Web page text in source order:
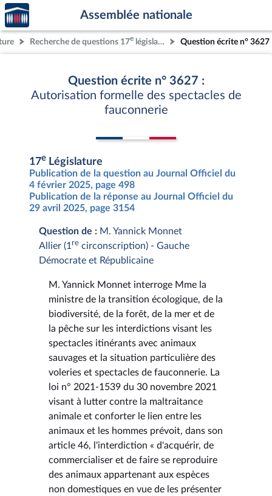
Aller au contenu
Aller en bas de la page
Accèder
à la
page
d'accueil
Assemblée nationale
Recherche de questions 17e législature Question écrite n° 3627
Question écrite n° 3627 :
Autorisation formelle des spectacles de
fauconnerie
17e Législature
Publication de la question au Journal Officiel du
4 février 2025, page 498
Publication de la réponse au Journal Officiel du
29 avril 2025, page 3154
Question de : M. Yannick Monnet
Allier (1 re circonscription) - Gauche
Démocrate et Républicaine
M. Yannick Monnet interroge Mme la
ministre de la transition écologique, de la
biodiversité, de la forêt, de la mer et de
la pêche sur les interdictions visant les
spectacles itinérants avec animaux
sauvages et la situation particulière des
voleries et spectacles de fauconnerie. La
loi n° 2021-1539 du 30 novembre 2021
visant à lutter contre la maltraitance
animale et conforter le lien entre les
animaux et les hommes prévoit, dans son
article 46, l'interdiction « d'acquérir, de
commercialiser et de faire se reproduire
des animaux appartenant aux espèces
non domestiques en vue de les présenter